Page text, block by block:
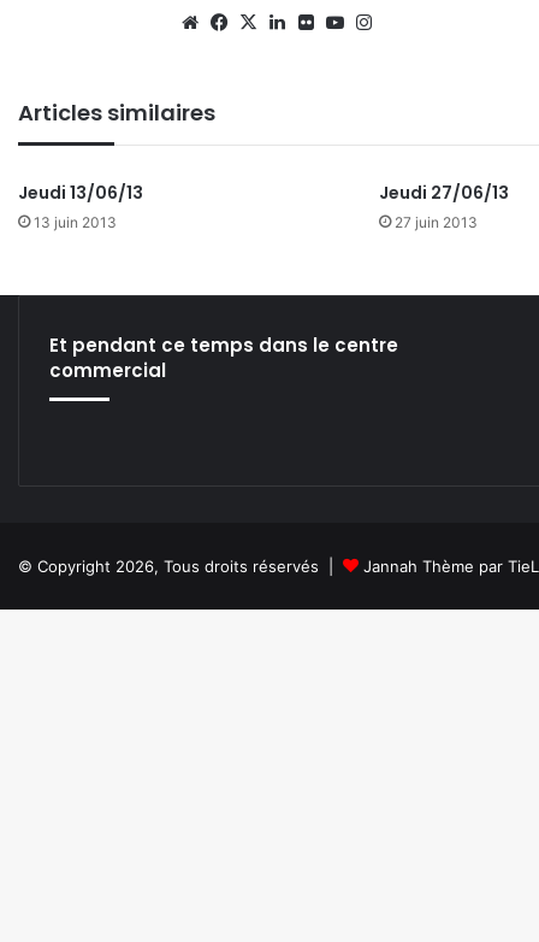
We Fa
X
Lin Fli Yo
Articles similaires
Jeudi 13/06/13
13 juin 2013
Jeudi 27/06/13
27 juin 2013
Et pendant ce temps dans le centre
commercial
© Copyright 2026, Tous droits réservés | Jannah Thème par